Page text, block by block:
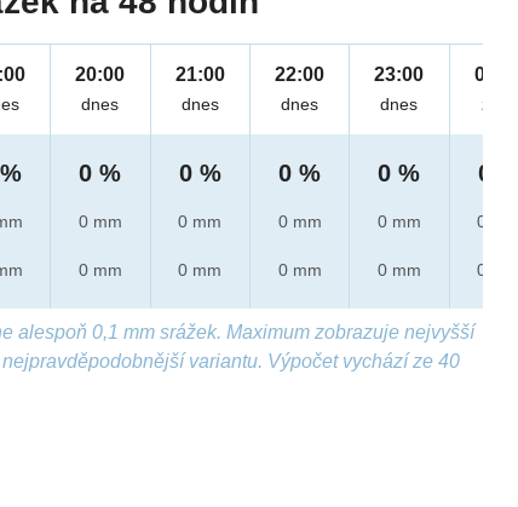
20:00
dnes
0 %
0 mm
0 mm
21:00
dnes
0 %
0 mm
0 mm
22:00
dnes
0 %
0 mm
0 mm
23:00
dnes
0 %
0 mm
0 mm
00:00
zítra
0 %
0 mm
0 mm
alespoň 0,1 mm srážek. Maximum zobrazuje nejvyšší
variantu. Výpočet vychází ze 40